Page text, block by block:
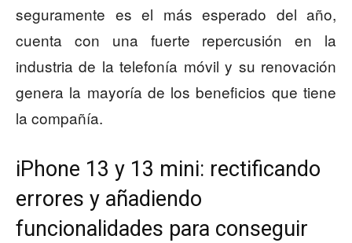
seguramente es el más esperado del año,
cuenta con una fuerte repercusión en la
industria de la telefonía móvil y su renovación
genera la mayoría de los beneficios que tiene
la compañía.
iPhone 13 y 13 mini: rectificando
errores y añadiendo
funcionalidades para conseguir